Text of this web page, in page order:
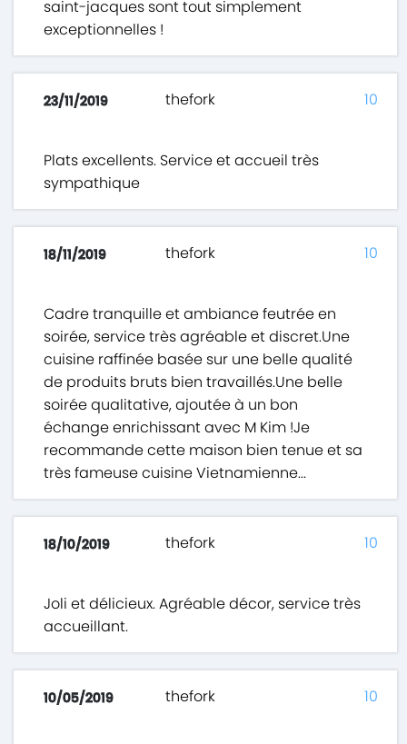
saint-jacques sont tout simplement
exceptionnelles !
23/11/2019 thefork
Plats excellents. Service et accueil très
sympathique
10
18/11/2019 thefork
Cadre tranquille et ambiance feutrée en
soirée, service très agréable et discret.Une
cuisine raffinée basée sur une belle qualité
de produits bruts bien travaillés.Une belle
soirée qualitative, ajoutée à un bon
échange enrichissant avec M Kim !Je
recommande cette maison bien tenue et sa
très fameuse cuisine Vietnamienne...
10
18/10/2019 thefork
Joli et délicieux. Agréable décor, service très
accueillant.
10
10/05/2019 thefork 10